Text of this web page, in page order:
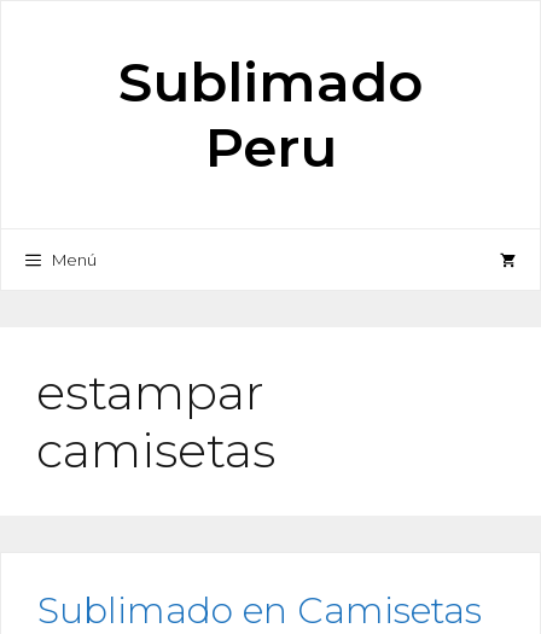
Sublimado
Peru
Menú
estampar
camisetas
Sublimado en Camisetas